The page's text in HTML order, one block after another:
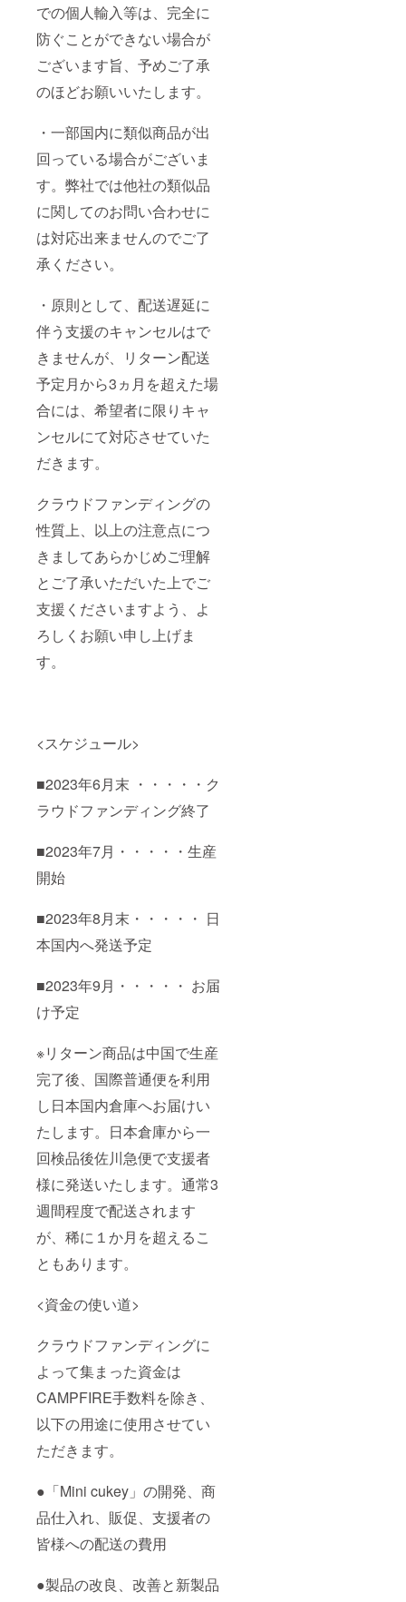
での個人輸入等は、完全に
防ぐことができない場合が
ございます旨、予めご了承
のほどお願いいたします。
・一部国内に類似商品が出
回っている場合がございま
す。弊社では他社の類似品
に関してのお問い合わせに
は対応出来ませんのでご了
承ください。
・原則として、配送遅延に
伴う支援のキャンセルはで
きませんが、リターン配送
予定月から3ヵ月を超えた場
合には、希望者に限りキャ
ンセルにて対応させていた
だきます。
クラウドファンディングの
性質上、以上の注意点につ
きましてあらかじめご理解
とご了承いただいた上でご
支援くださいますよう、よ
ろしくお願い申し上げま
す。
<スケジュール>
■2023年6月末 ・・・・・ク
ラウドファンディング終了
■2023年7月・・・・・生産
開始
■2023年8月末・・・・・ 日
本国内へ発送予定
■2023年9月・・・・・ お届
け予定
※リターン商品は中国で生産
完了後、国際普通便を利用
し日本国内倉庫へお届けい
たします。日本倉庫から一
回検品後佐川急便で支援者
様に発送いたします。通常3
週間程度で配送されます
が、稀に１か月を超えるこ
ともあります。
<資金の使い道>
クラウドファンディングに
よって集まった資金は
CAMPFIRE手数料を除き、
以下の用途に使用させてい
ただきます。
●「Mini cukey」の開発、商
品仕入れ、販促、支援者の
皆様への配送の費用
●製品の改良、改善と新製品